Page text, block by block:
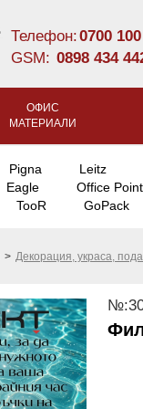
Телефон:0700
GSM: 0898 434
ОФИС
МАТЕРИАЛИ
Pigna
Leitz
Eagle
Office Point
TooR GoPack
> Декорация, украса,